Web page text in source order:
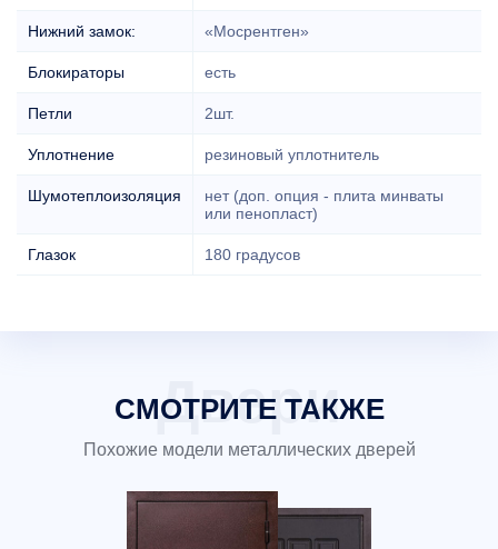
Нижний замок: «Мосрентген»
Блокираторы есть
Петли 2шт.
Уплотнение резиновый уплотнитель
Шумотеплоизоляция
нет (доп. опция - плита минваты
или пенопласт)
Глазок 180 градусов
СМОТРИТЕ ТАКЖЕ
Похожие модели металлических дверей